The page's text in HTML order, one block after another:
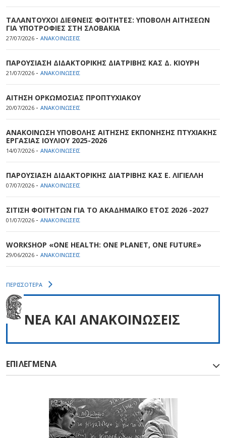
ΤΑΛΑΝΤΟΥΧΟΙ ΔΙΕΘΝΕΙΣ ΦΟΙΤΗΤΕΣ: ΥΠΟΒΟΛΗ ΑΙΤΗΣΕΩΝ
ΓΙΑ ΥΠΟΤΡΟΦΙΕΣ ΣΤΗ ΣΛΟΒΑΚΙΑ
27/07/2026 - ΑΝΑΚΟΙΝΩΣΕΙΣ
ΠΑΡΟΥΣΙΑΣΗ ΔΙΔΑΚΤΟΡΙΚΗΣ ΔΙΑΤΡΙΒΗΣ ΚΑΣ Δ. ΚΙΟΥΡΗ
21/07/2026 - ΑΝΑΚΟΙΝΩΣΕΙΣ
ΑΙΤΗΣΗ ΟΡΚΩΜΟΣΙΑΣ ΠΡΟΠΤΥΧΙΑΚΟΥ
20/07/2026 - ΑΝΑΚΟΙΝΩΣΕΙΣ
ΑΝΑΚΟΙΝΩΣΗ ΥΠΟΒΟΛΗΣ ΑΙΤΗΣΗΣ ΕΚΠΟΝΗΣΗΣ ΠΤΥΧΙΑΚΗΣ
ΕΡΓΑΣΙΑΣ ΙΟΥΛΙΟΥ 2025-2026
14/07/2026 - ΑΝΑΚΟΙΝΩΣΕΙΣ
ΠΑΡΟΥΣΙΑΣΗ ΔΙΔΑΚΤΟΡΙΚΗΣ ΔΙΑΤΡΙΒΗΣ ΚΑΣ Ε. ΛΙΓΙΕΛΛΗ
07/07/2026 - ΑΝΑΚΟΙΝΩΣΕΙΣ
ΣΙΤΙΣΗ ΦΟΙΤΗΤΩΝ ΓΙΑ ΤΟ ΑΚΑΔΗΜΑΪΚΟ ΕΤΟΣ 2026 -2027
01/07/2026 - ΑΝΑΚΟΙΝΩΣΕΙΣ
WORKSHOP «ONE HEALTH: ONE PLANET, ONE FUTURE»
29/06/2026 - ΑΝΑΚΟΙΝΩΣΕΙΣ
ΠΕΡΙΣΣΟΤΕΡΑ
NEA ΚΑΙ ΑΝΑΚΟΙΝΩΣΕΙΣ
ΕΠΙΛΕΓΜΕΝΑ